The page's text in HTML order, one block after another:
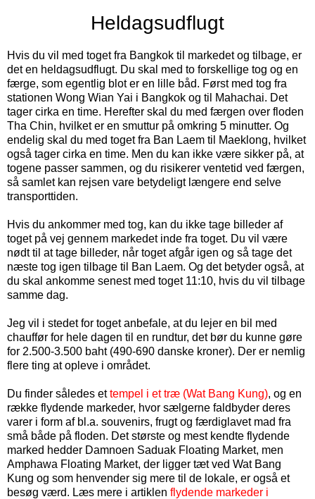
Heldagsudflugt
Hvis du vil med toget fra Bangkok til markedet og tilbage, er
det en heldagsudflugt. Du skal med to forskellige tog og en
færge, som egentlig blot er en lille båd. Først med tog fra
stationen Wong Wian Yai i Bangkok og til Mahachai. Det
tager cirka en time. Herefter skal du med færgen over floden
Tha Chin, hvilket er en smuttur på omkring 5 minutter. Og
endelig skal du med toget fra Ban Laem til Maeklong, hvilket
også tager cirka en time. Men du kan ikke være sikker på, at
togene passer sammen, og du risikerer ventetid ved færgen,
så samlet kan rejsen vare betydeligt længere end selve
transporttiden.
Hvis du ankommer med tog, kan du ikke tage billeder af
toget på vej gennem markedet inde fra toget. Du vil være
nødt til at tage billeder, når toget afgår igen og så tage det
næste tog igen tilbage til Ban Laem. Og det betyder også, at
du skal ankomme senest med toget 11:10, hvis du vil tilbage
samme dag.
Jeg vil i stedet for toget anbefale, at du lejer en bil med
chauffør for hele dagen til en rundtur, det bør du kunne gøre
for 2.500-3.500 baht (490-690 danske kroner). Der er nemlig
flere ting at opleve i området.
Du finder således ettempel i et træ (Wat Bang Kung), og en
række flydende markeder, hvor sælgerne faldbyder deres
varer i form af bl.a. souvenirs, frugt og færdiglavet mad fra
små både på floden. Det største og mest kendte flydende
marked hedder Damnoen Saduak Floating Market, men
Amphawa Floating Market, der ligger tæt ved Wat Bang
Kung og som henvender sig mere til de lokale, er også et
besøg værd. Læs mere i artiklen flydende markeder i